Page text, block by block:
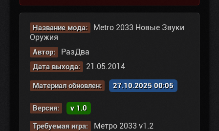
Название мода:
Metro 2033 Новые Звуки
Оружия
Автор: РазДва
Дата выхода: 21.05.2014
Материал обновлен: 27.10.2025 00:05
Версия: v 1.0
Требуемая игра: Метро 2033 v1.2